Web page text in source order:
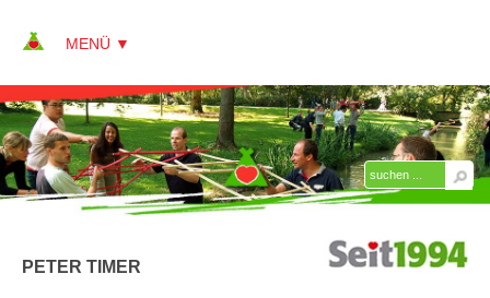
ÜBER KAP
Peter Alberter
▼
PETER TIMER